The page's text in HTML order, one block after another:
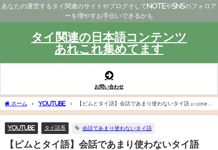
あなたの運営するタイ関連のサイトやブログそしてNoteやSNSのフォロア
ーを増やすお手伝いできるかも
タイ関連の日本語コンテンツ
あれこれ集めてます
お問い合わせ
ホーム YouTube 【ピムとタイ語】会話であまり使わないタイ語 まだ訪問者の
YouTube タイ語系 会話であまり使わないタイ語
【ピムとタイ語】会話であまり使わないタイ語